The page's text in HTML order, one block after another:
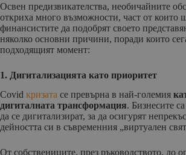
Освен предизвикателства, необичайните
откриха много възможности, част от които
финансистите да подобрят своето
няколко основни причини, поради които
подходящият момент:
1. Дигитализацията като приоритет
Covid кризата се превърна в най-големия
дигиталната трансформация. Бизнесите
да се дигитализират, за да осигурят
дейността си в съвременния „виртуален
От собствениците, през ръководството, до